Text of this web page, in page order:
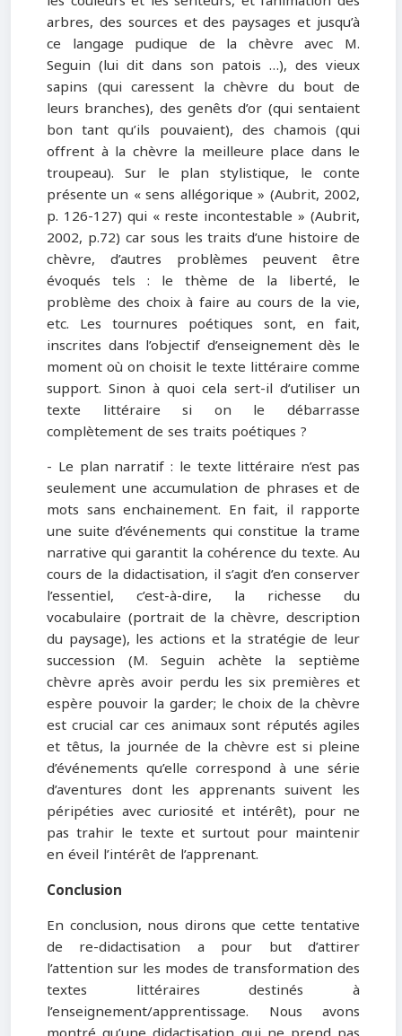
arbres, des sources et des paysages et jusqu’à
ce langage pudique de la chèvre avec M.
Seguin (lui dit dans son patois …), des vieux
sapins (qui caressent la chèvre du bout de
leurs branches), des genêts d’or (qui sentaient
bon tant qu’ils pouvaient), des chamois (qui
offrent à la chèvre la meilleure place dans le
troupeau). Sur le plan stylistique, le conte
présente un « sens allégorique » (Aubrit, 2002,
p. 126-127) qui « reste incontestable » (Aubrit,
2002, p.72) car sous les traits d’une histoire de
chèvre, d’autres problèmes peuvent être
évoqués tels : le thème de la liberté, le
problème des choix à faire au cours de la vie,
etc. Les tournures poétiques sont, en fait,
inscrites dans l’objectif d’enseignement dès le
moment où on choisit le texte littéraire comme
support. Sinon à quoi cela sert-il d’utiliser un
texte littéraire si on le débarrasse
complètement de ses traits poétiques ?
- Le plan narratif : le texte littéraire n’est pas
seulement une accumulation de phrases et de
mots sans enchainement. En fait, il rapporte
une suite d’événements qui constitue la trame
narrative qui garantit la cohérence du texte. Au
cours de la didactisation, il s’agit d’en conserver
l’essentiel, c’est-à-dire, la richesse du
vocabulaire (portrait de la chèvre, description
du paysage), les actions et la stratégie de leur
succession (M. Seguin achète la septième
chèvre après avoir perdu les six premières et
espère pouvoir la garder; le choix de la chèvre
est crucial car ces animaux sont réputés agiles
et têtus, la journée de la chèvre est si pleine
d’événements qu’elle correspond à une série
d’aventures dont les apprenants suivent les
péripéties avec curiosité et intérêt), pour ne
pas trahir le texte et surtout pour maintenir
en éveil l’intérêt de l’apprenant.
Conclusion
En conclusion, nous dirons que cette tentative
de re-didactisation a pour but d’attirer
l’attention sur les modes de transformation des
textes littéraires destinés à
l’enseignement/apprentissage. Nous avons